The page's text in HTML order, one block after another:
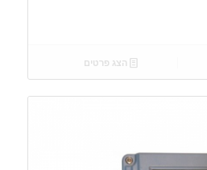
הצג פרטים